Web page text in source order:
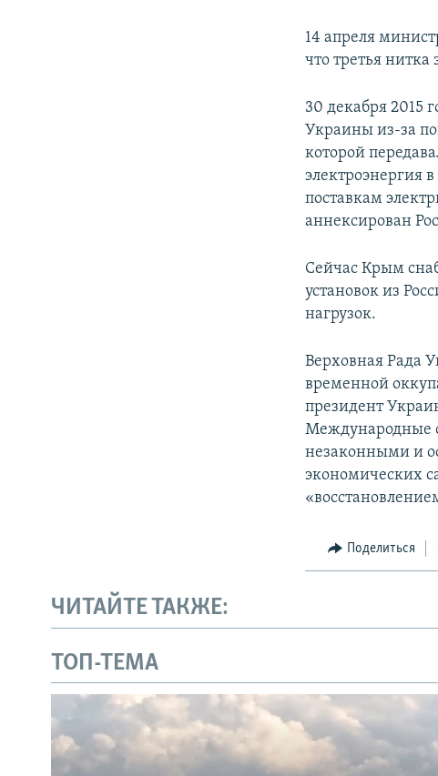
14 апреля
что третья
30 декабря 2015
Украины из-за
которой
электроэнергия
поставкам
аннексирован
Сейчас Крым
установок из
нагрузок.
Верховная Рада
временной
президент
Международные
незаконными и
экономических
Поделиться
ЧИТАЙТЕ ТАКЖЕ:
ТОП-ТЕМА